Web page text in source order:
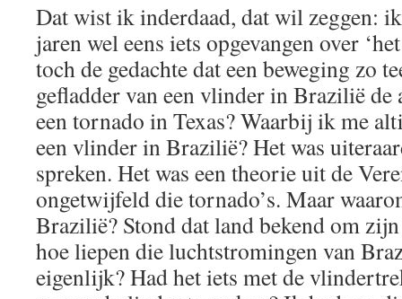
Dat wist ik inderdaad, dat wil zeggen:
jaren wel eens iets opgevangen over
toch de gedachte dat een beweging zo
gefladder van een vlinder in Brazilië de
een tornado in Texas? Waarbij ik me
een vlinder in Brazilië? Het was
spreken. Het was een theorie uit de
ongetwijfeld die tornado’s. Maar
Brazilië? Stond dat land bekend om
hoe liepen die luchtstromingen van
eigenlijk? Had het iets met de